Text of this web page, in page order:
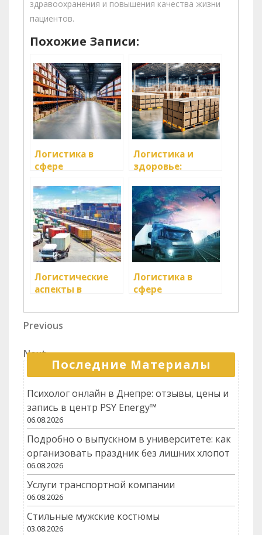
здравоохранения и повышения качества жизни
пациентов.
Похожие Записи:
Логистика в
сфере
товаров
Логистика и
здоровье:
медицинских
товаров
Логистические
аспекты в
медицинских
организаций
Логистика в
сфере
промышленности
Навигация
по
записям
Previous
Previous
Next
Post
Next
Последние Материалы
Психолог онлайн в Днепре: отзывы, цены и
запись в центр PSY Energy™
06.08.2026
Подробно о выпускном в университете: как
организовать праздник без лишних хлопот
06.08.2026
Услуги транспортной компании
06.08.2026
Стильные мужские костюмы
03.08.2026